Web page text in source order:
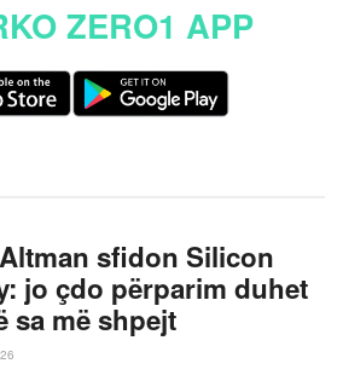
ZERO1 APP
sfidon Silicon
jo çdo përparim duhet
sa më shpejt